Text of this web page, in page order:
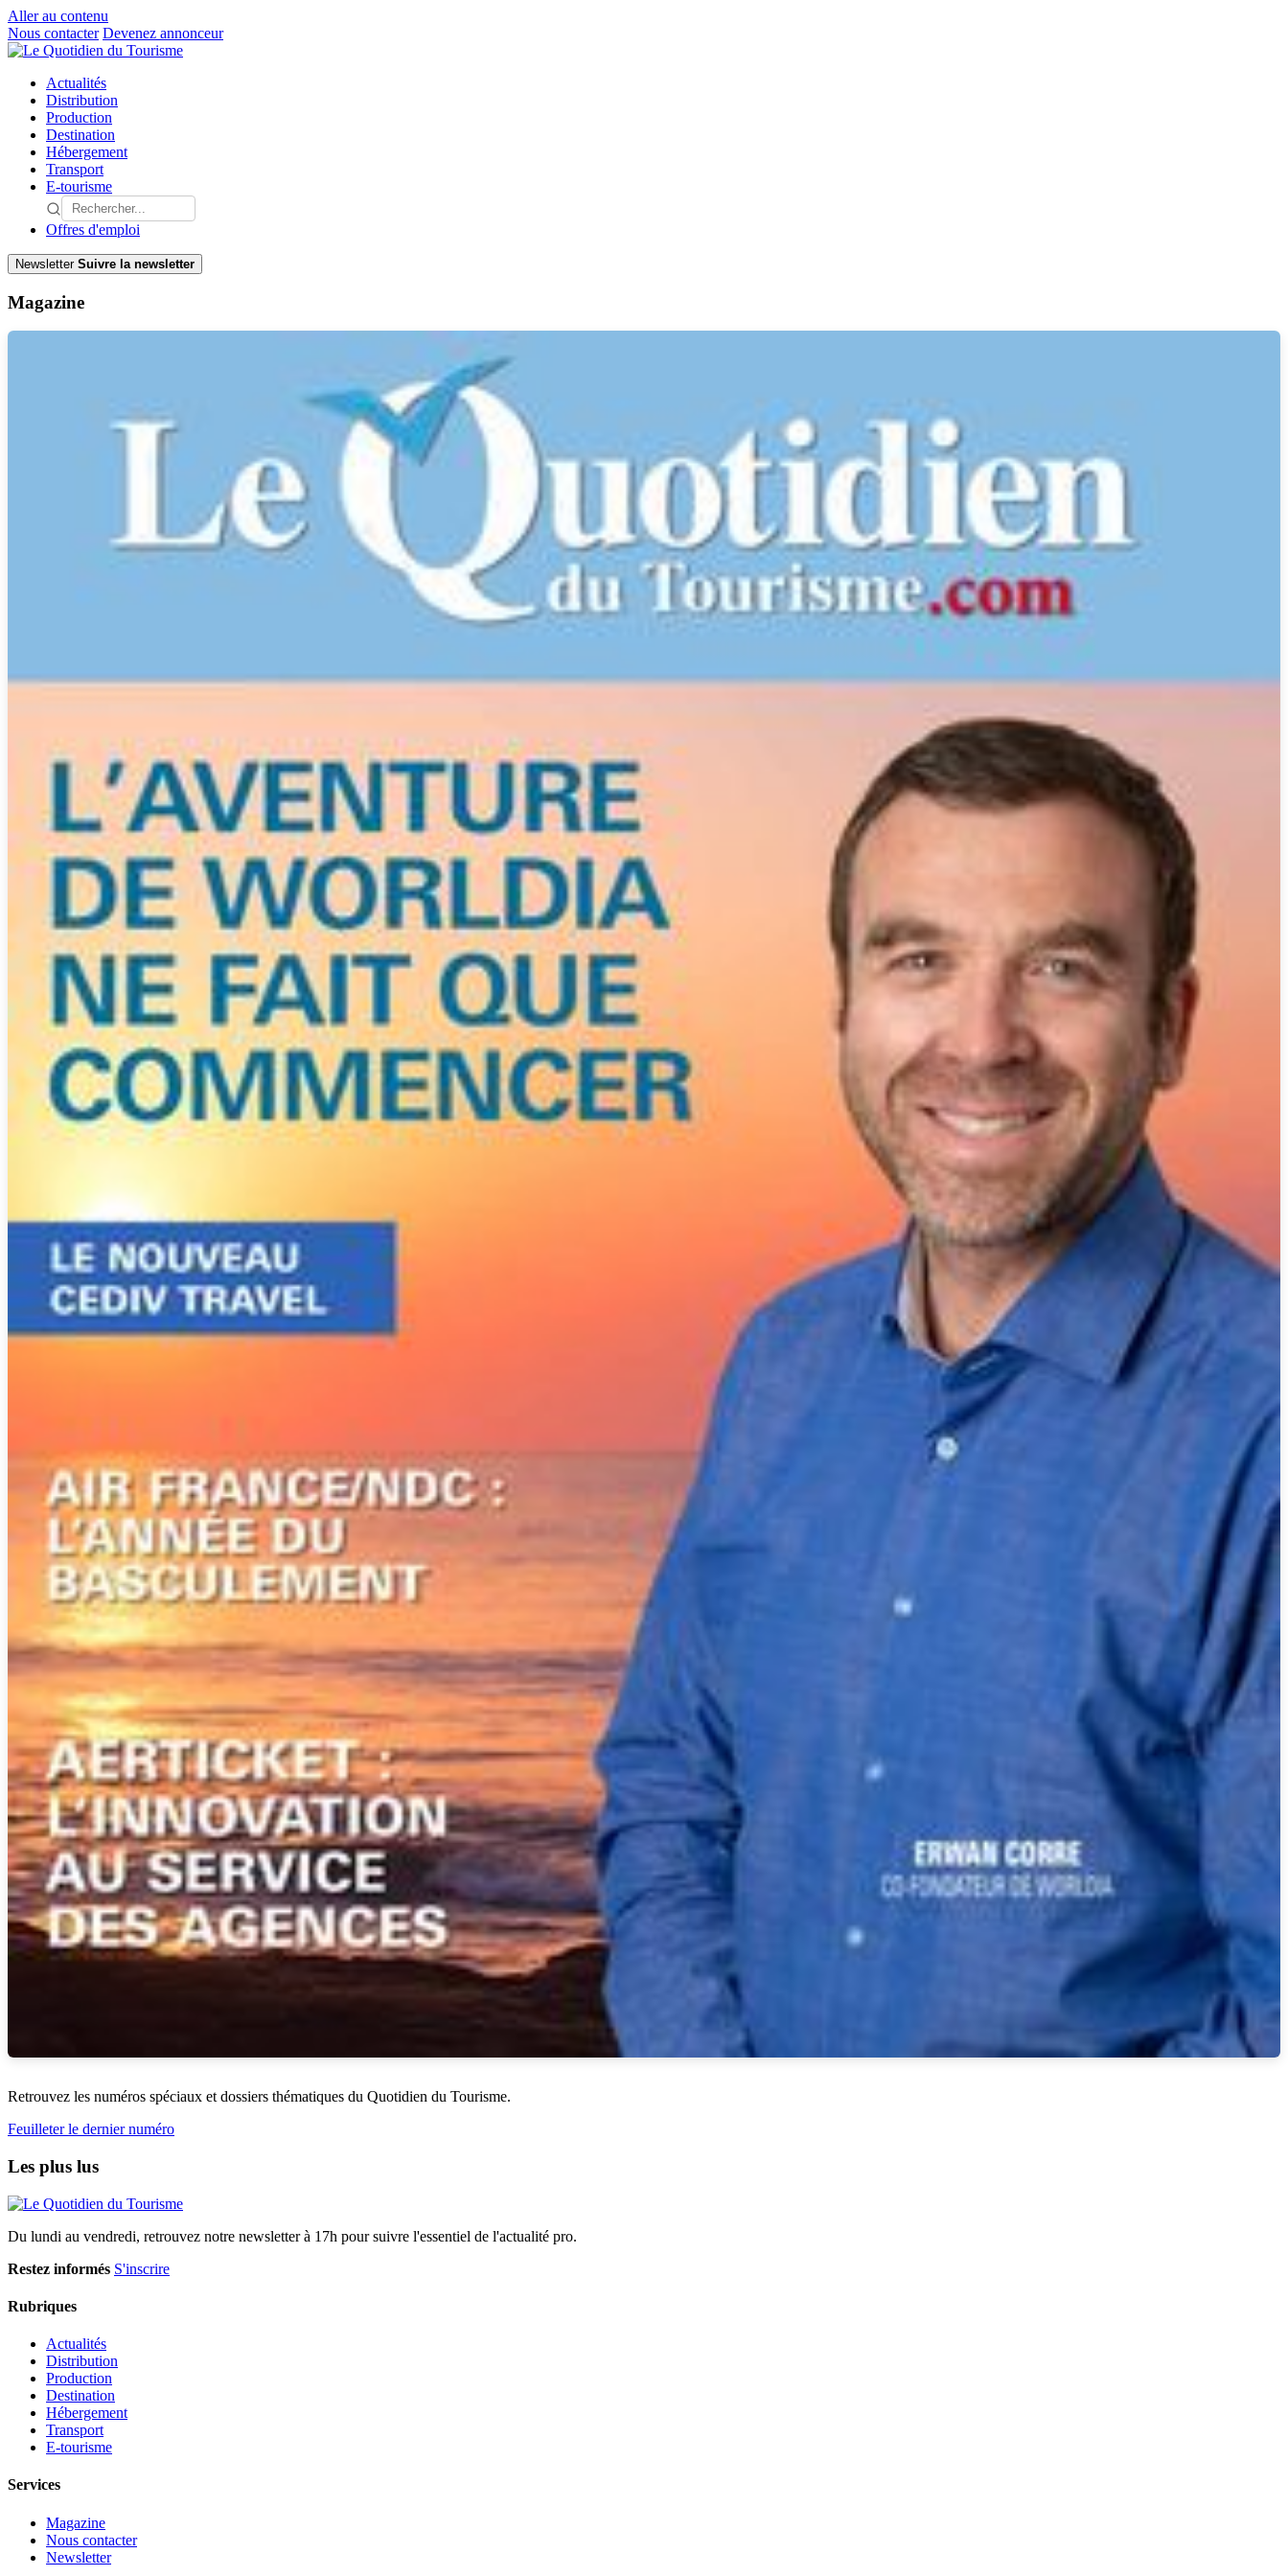
Aller au contenu
Nous contacter Devenez annonceur
Actualités
Distribution
Production
Destination
Hébergement
Transport
E-tourisme
Offres d'emploi
Newsletter Suivre la newsletter
Magazine
Retrouvez les numéros spéciaux et dossiers thématiques du Quotidien du Tourisme.
Feuilleter le dernier numéro
Les plus lus
Du lundi au vendredi, retrouvez notre newsletter à 17h pour suivre l'essentiel de l'actualité pro.
Restez informés S'inscrire
Rubriques
Actualités
Distribution
Production
Destination
Hébergement
Transport
E-tourisme
Services
Magazine
Nous contacter
Newsletter